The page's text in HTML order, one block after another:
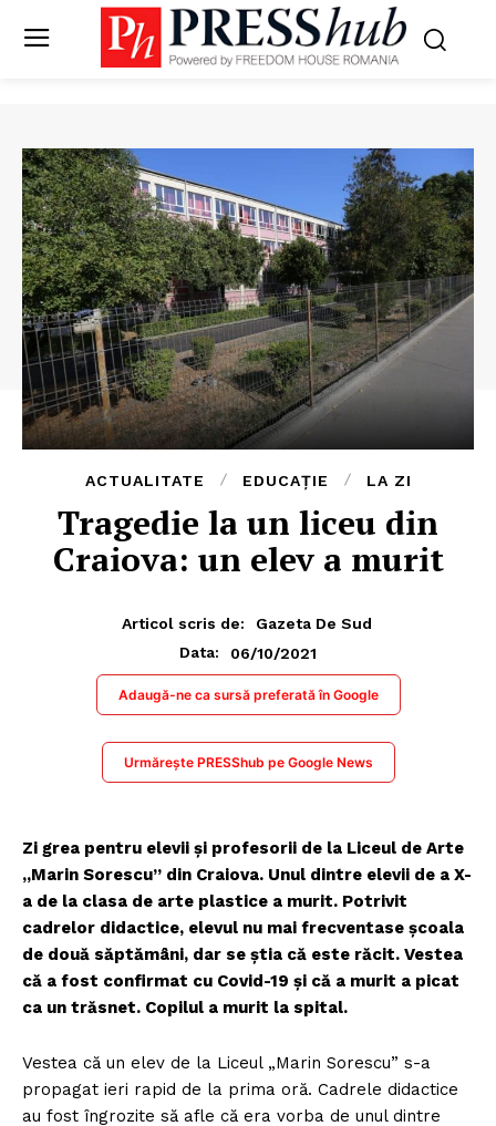
ACTUALITATE EDUCAȚIE LA ZI
Tragedie la un liceu din
Craiova: un elev a murit
Articol scris de:
Gazeta De Sud
Data:
06/10/2021
Adaugă-ne ca sursă preferată în Google
Urmărește PRESShub pe Google News
Zi grea pentru elevii şi profesorii de la Liceul de Arte
„Marin Sorescu” din Craiova. Unul dintre elevii de a X-
a de la clasa de arte plastice a murit. Potrivit
cadrelor didactice, elevul nu mai frecventase şcoala
de două săptămâni, dar se ştia că este răcit. Vestea
că a fost confirmat cu Covid-19 şi că a murit a picat
ca un trăsnet. Copilul a murit la spital.
Vestea că un elev de la Liceul „Marin Sorescu” s-a
propagat ieri rapid de la prima oră. Cadrele didactice
au fost îngrozite să afle că era vorba de unul dintre